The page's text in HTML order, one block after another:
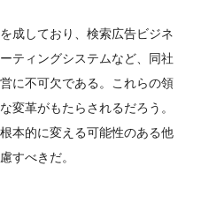
成しており、検索広告ビジネ
ティングシステムなど、同社
に不可欠である。これらの領
変革がもたらされるだろう。
本的に変える可能性のある他
すべきだ。